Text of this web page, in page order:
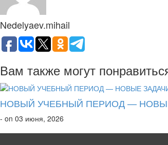
Nedelyaev.mihail
Вам также могут
НОВЫЙ УЧЕБНЫЙ ПЕРИОД —
- on 03 июня, 2026